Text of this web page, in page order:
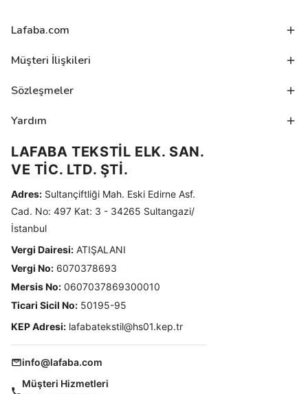
Lafaba.com
Müşteri İlişkileri
Sözleşmeler
Yardım
LAFABA TEKSTİL ELK. SAN.
VE TİC. LTD. ŞTİ.
Adres: Sultançiftliği Mah. Eski Edirne Asf.
Cad. No: 497 Kat: 3 - 34265 Sultangazi/
İstanbul
Vergi Dairesi: ATIŞALANI
Vergi No: 6070378693
Mersis No: 0607037869300010
Ticari Sicil No: 50195-95
KEP Adresi: lafabatekstil@hs01.kep.tr
info@lafaba.com
Müşteri Hizmetleri